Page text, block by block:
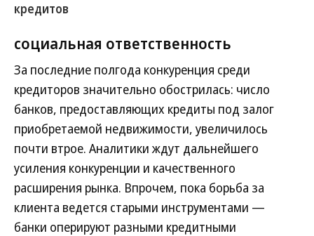
кредитов
социальная ответственность
За последние полгода конкуренция среди
кредиторов значительно обострилась: число
банков, предоставляющих кредиты под залог
приобретаемой недвижимости, увеличилось
почти втрое. Аналитики ждут дальнейшего
усиления конкуренции и качественного
расширения рынка. Впрочем, пока борьба за
клиента ведется старыми инструментами —
банки оперируют разными кредитными